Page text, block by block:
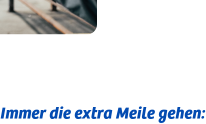
Immer die extra Meile gehen: